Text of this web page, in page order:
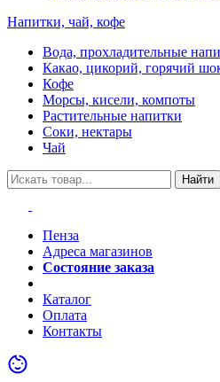
Напитки, чай, кофе
Вода, прохладительные
Какао, цикорий, горячий
Кофе
Морсы, кисели, компоты
Растительные напитки
Соки, нектары
Чай
Найти
Пенза
Адреса магазинов
Состояние заказа
Каталог
Оплата
Контакты